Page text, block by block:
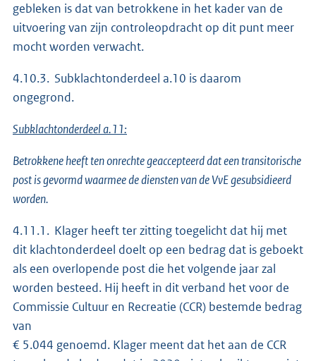
gebleken is dat van betrokkene in het kader van de
uitvoering van zijn controleopdracht op dit punt meer
mocht worden verwacht.
4.10.3. Subklachtonderdeel a.10 is daarom
ongegrond.
Subklachtonderdeel a.11:
Betrokkene heeft ten onrechte geaccepteerd dat een transitorische
post is gevormd waarmee de diensten van de VvE gesubsidieerd
worden.
4.11.1. Klager heeft ter zitting toegelicht dat hij met
dit klachtonderdeel doelt op een bedrag dat is geboekt
als een overlopende post die het volgende jaar zal
worden besteed. Hij heeft in dit verband het voor de
Commissie Cultuur en Recreatie (CCR) bestemde bedrag
van
€ 5.044 genoemd. Klager meent dat het aan de CCR